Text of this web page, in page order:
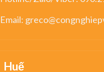
Email:
Huế